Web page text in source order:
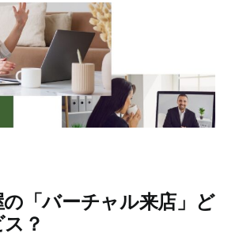
「バーチャル来店」ど
？